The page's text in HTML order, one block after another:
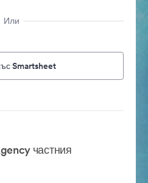
Или
Smartsheet
частния